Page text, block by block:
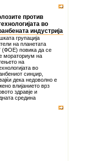
против
во
индустрија
групација
на планетата
(ФОЕ) повика да се
мораториум на
на
во
синџир,
дека недоволно е
влијанието врз
здравје и
средина